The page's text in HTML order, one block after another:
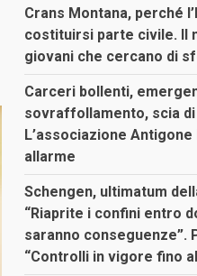
Crans Montana, perché
costituirsi parte civile. Il
giovani che cercano di
Carceri bollenti,
sovraffollamento, scia
L’associazione
allarme
Schengen, ultimatum
“Riaprite i confini entro
saranno conseguenze”.
“Controlli in vigore fino